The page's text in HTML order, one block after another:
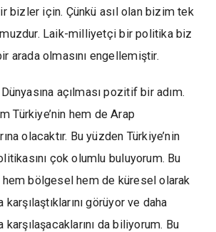
bizler için. Çünkü asıl olan bizim tek
Laik-milliyetçi bir politika biz
arada olmasını engellemiştir.
açılması pozitif bir adım.
Türkiye’nin hem de Arap
olacaktır. Bu yüzden Türkiye’nin
çok olumlu buluyorum. Bu
hem bölgesel hem de küresel olarak
görüyor ve daha
da biliyorum. Bu